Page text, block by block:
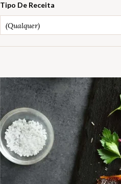
Tipo De Receita
(Qualquer)